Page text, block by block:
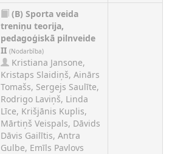
(B) Sporta veida
treniņu teorija,
pedagoģiskā pilnveide
II (Nodarbība)
Kristiana Jansone,
Kristaps Slaidiņš, Ainārs
Tomašs, Sergejs Saulīte,
Rodrigo Laviņš, Linda
Līce, Krišjānis Kuplis,
Mārtiņš Veispals, Dāvids
Dāvis Gailītis, Antra
Gulbe, Emīls Pavlovs